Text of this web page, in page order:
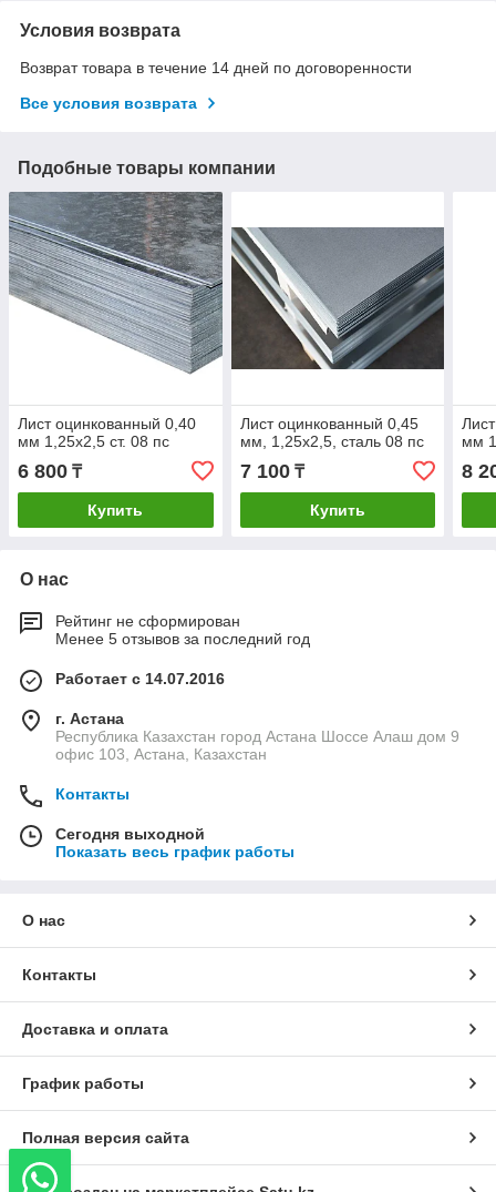
Условия возврата
Возврат товара в течение 14 дней по договоренности
Все условия возврата
Подобные товары компании
Лист оцинкованный 0,40
мм 1,25х2,5 ст. 08 пс
6 800 ₸
Купить
Лист оцинкованный 0,45
мм, 1,25х2,5, сталь 08 пс
7 100₸
Купить
мм
8
О нас
Рейтинг не сформирован
Менее 5 отзывов за последний год
Работает с 14.07.2016
г. Астана
Республика Казахстан город Астана Шоссе Алаш дом 9
офис 103, Астана, Казахстан
Контакты
Сегодня выходной
Показать весь график работы
О нас
Контакты
Доставка и оплата
График работы
Полная версия сайта